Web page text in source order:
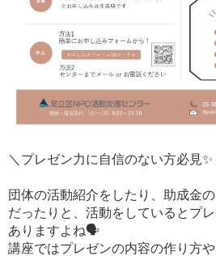
＼プレゼン力に自信のない方必見✨
団体の活動紹介をしたり、助成金
だったりと、活動をしているとプ
ありますよね🗣
講座ではプレゼンの内容の作り方